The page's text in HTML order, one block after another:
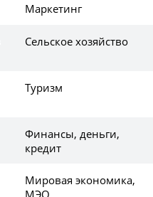
Маркетинг
Сельское хозяйство
Туризм
Финансы, деньги,
кредит
Мировая экономика,
МЭО